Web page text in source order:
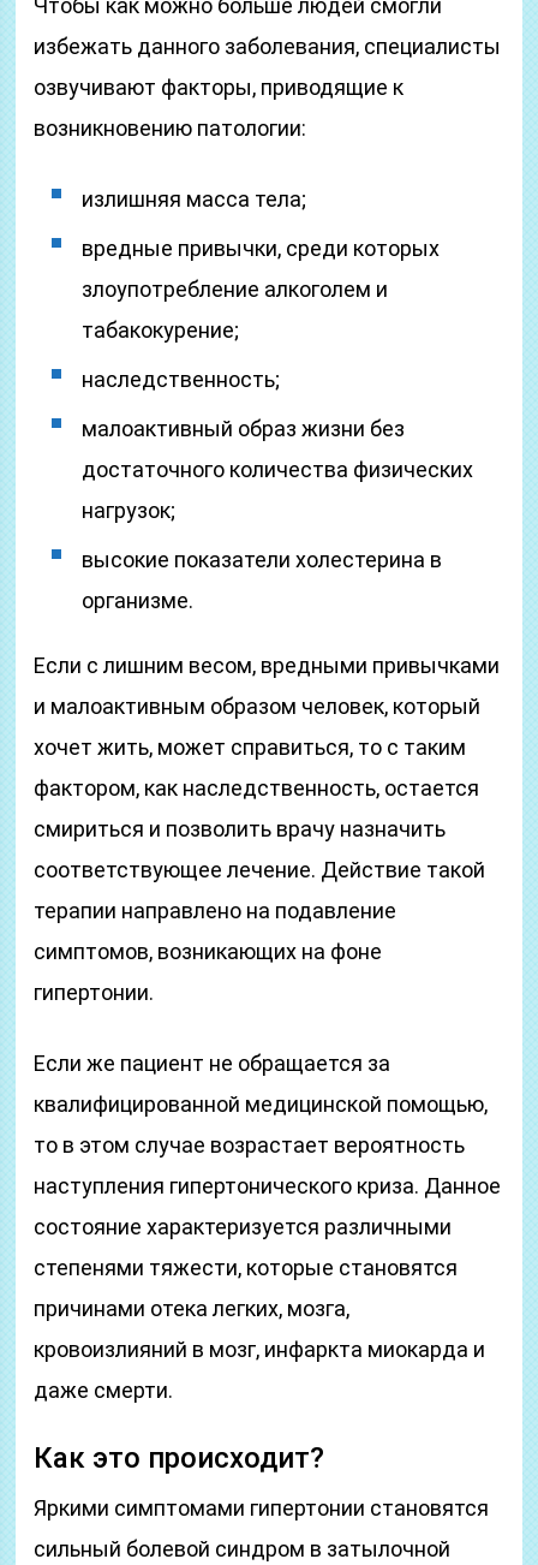
Чтобы как можно больше людей смогли
избежать данного заболевания, специалисты
озвучивают факторы, приводящие к
возникновению патологии:
излишняя масса тела;
вредные привычки, среди которых
злоупотребление алкоголем и
табакокурение;
наследственность;
малоактивный образ жизни без
достаточного количества физических
нагрузок;
высокие показатели холестерина в
организме.
Если с лишним весом, вредными привычками
и малоактивным образом человек, который
хочет жить, может справиться, то с таким
фактором, как наследственность, остается
смириться и позволить врачу назначить
соответствующее лечение. Действие такой
терапии направлено на подавление
симптомов, возникающих на фоне
гипертонии.
Если же пациент не обращается за
квалифицированной медицинской помощью,
то в этом случае возрастает вероятность
наступления гипертонического криза. Данное
состояние характеризуется различными
степенями тяжести, которые становятся
причинами отека легких, мозга,
кровоизлияний в мозг, инфаркта миокарда и
даже смерти.
Как это происходит?
Яркими симптомами гипертонии становятся
сильный болевой синдром в затылочной